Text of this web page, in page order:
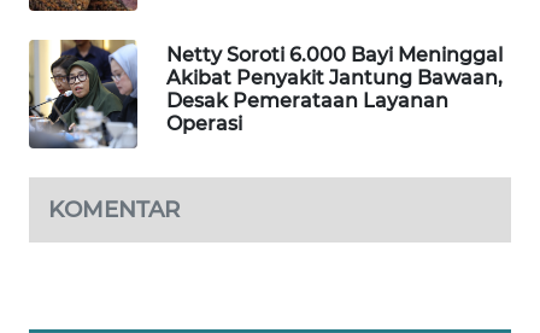
Netty Soroti 6.000 Bayi Meninggal
Akibat Penyakit Jantung Bawaan,
Desak Pemerataan Layanan
Operasi
KOMENTAR
LISTRIK
WAHANA
TRAVEL
WAHANA